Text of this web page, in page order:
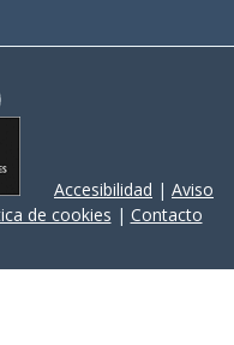
Accesibilidad | Aviso
de cookies | Contacto